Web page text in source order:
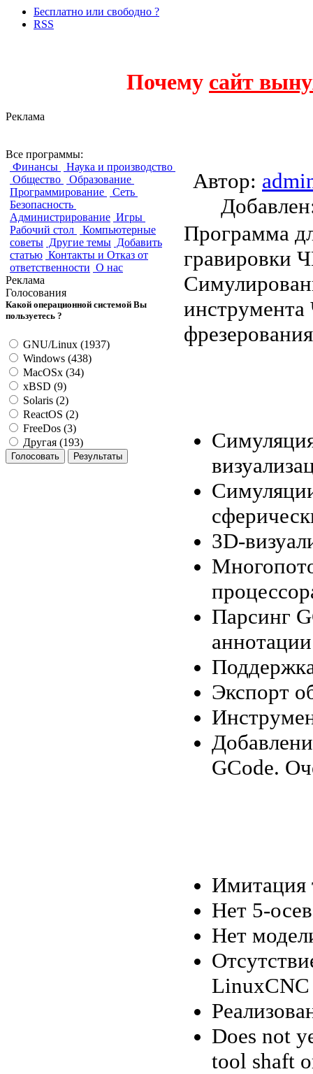
Бесплатно или свободно ?
RSS
Почему сайт
Реклама
Все программы:
Финансы
Наука и производство
Общество
Образование
Программирование
Сеть
Безопасность
Администрирование Игры
Рабочий стол
Компьютерные
советы Другие темы Добавить
статью Контакты и Отказ от
ответственности О нас
Реклама
Голосования
Какой операционной системой Вы
пользуетесь ?
GNU/Linux (1937)
Windows (438)
MacOSx (34)
xBSD (9)
Solaris (2)
ReactOS (2)
FreeDos (3)
Другая (193)
Автор:
Программа
гравировки
3D-
Парсинг
Экспорт
GCode.
Имитация
Нет 5-
Нет
Does not
tool shaft